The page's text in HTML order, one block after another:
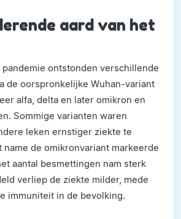
aard van het
pandemie ontstonden verschillende
de oorspronkelijke Wuhan-variant
alfa, delta en later omikron en
Sommige varianten waren
leken ernstiger ziekte te
name de omikronvariant markeerde
aantal besmettingen nam sterk
verliep de ziekte milder, mede
immuniteit in de bevolking.